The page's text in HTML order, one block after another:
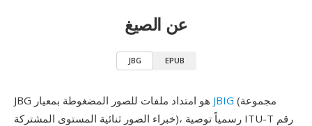
عن الصيغ
JBG EPUB
JBIG (مجموعة
خبراء الصور ثنائية المستوى المشتركة)، رسمياً توصية ITU-T رقم